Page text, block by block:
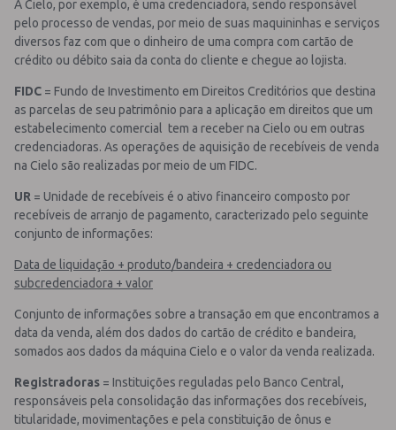
A Cielo, por exemplo, é uma credenciadora, sendo responsável
pelo processo de vendas, por meio de suas maquininhas e serviços
diversos faz com que o dinheiro de uma compra com cartão de
crédito ou débito saia da conta do cliente e chegue ao lojista.
FIDC = Fundo de Investimento em Direitos Creditórios que destina
as parcelas de seu patrimônio para a aplicação em direitos que um
estabelecimento comercial tem a receber na Cielo ou em outras
credenciadoras. As operações de aquisição de recebíveis de venda
na Cielo são realizadas por meio de um FIDC.
UR = Unidade de recebíveis é o ativo financeiro composto por
recebíveis de arranjo de pagamento, caracterizado pelo seguinte
conjunto de informações:
Data de liquidação + produto/bandeira + credenciadora ou
subcredenciadora + valor
Conjunto de informações sobre a transação em que encontramos a
data da venda, além dos dados do cartão de crédito e bandeira,
somados aos dados da máquina Cielo e o valor da venda realizada.
Registradoras = Instituições reguladas pelo Banco Central,
responsáveis pela consolidação das informações dos recebíveis,
titularidade, movimentações e pela constituição de ônus e